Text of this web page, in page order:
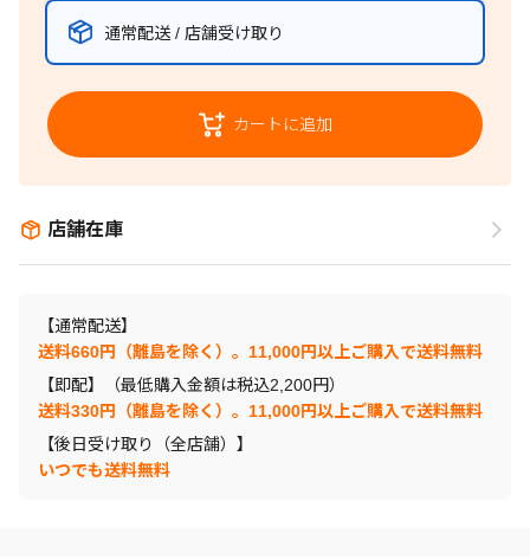
通常配送 / 店舗受け取り
カートに追加
店舗在庫
【通常配送】
送料660円（離島を除く）。11,000円以上ご購入で送料無料
【即配】（最低購入金額は税込2,200円）
送料330円（離島を除く）。11,000円以上ご購入で送料無料
【後日受け取り（全店舗）】
いつでも送料無料